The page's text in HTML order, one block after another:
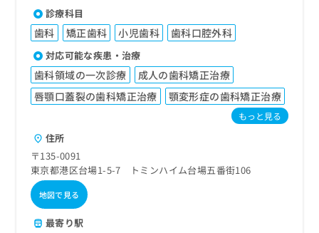
診療科目
歯科 矯正歯科 小児歯科 歯科口腔外科
対応可能な疾患・治療
歯科領域の一次診療
成人の歯科矯正治療
唇顎口蓋裂の歯科矯正治療
顎変形症の歯科矯正治療
もっと見る
住所
〒135-0091
東京都港区台場1-5-7 トミンハイム台場五番街106
地図で見る
最寄り駅